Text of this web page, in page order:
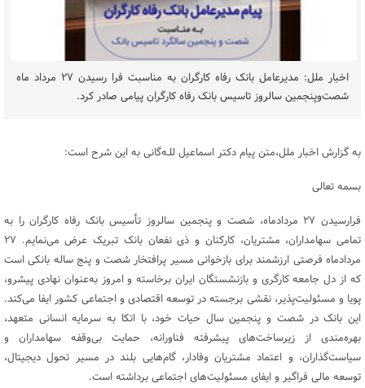
اخبار ملل: مدیرعامل بانک رفاه کارگران به مناسبت فرا رسیدن ۲۷ مرداد ماه
شصت‌وپنجمین سالروز تاسیس بانک رفاه کارگران پیامی صادر کرد.
به گزارش اخبار ملل،متن پیام دکتر اسماعیل للـه‌گانی به این شرح است:
بسمه تعالی
فرارسیدن ۲۷ مردادماه، شصت و پنجمین سالروز تأسیس بانک رفاه کارگران را به
تمامی سهامداران، مشتریان، کارکنان و ذی نفعان بانک تبریک عرض می‌نمایم. ۲۷
مردادماه فرصتی ارزشمند برای بازخوانی مسیر پرافتخار شصت و پنج ساله‌ بانکی است
که از دل جامعه کارگری و بازنشستگان ایران برخاسته و امروز به‌عنوان نهادی پیشرو،
پویا و مسئولیت‌پذیر، نقشی برجسته در توسعه اقتصادی و اجتماعی کشور ایفا می‌کند.
این بانک در شصت و پنجمین سال حیات خود، با اتکا به سرمایه انسانی متعهد،
بهره‌مندی از زیرساخت‌های پیشرفته فناورانه، حمایت بی‌وقفه سهامداران و
سیاست‌گذاران، و اعتماد مشتریان وفادار، گام‌هایی بلند در مسیر تحول دیجیتال،
توسعه مالی فراگیر و ایفای مسئولیت‌های اجتماعی برداشته است.